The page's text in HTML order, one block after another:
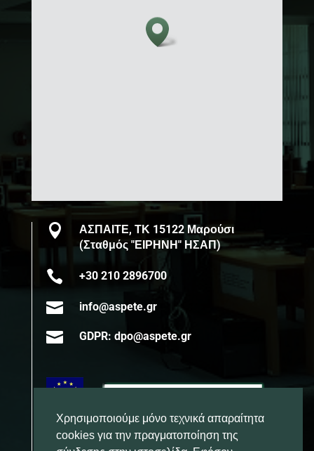

ΑΣΠΑΙΤΕ, ΤΚ 15122 Μαρούσι
(Σταθμός "ΕΙΡΗΝΗ" ΗΣΑΠ)
 +30 210 2896700
 info@aspete.gr
 GDPR: dpo@aspete.gr
Χρησιμοποιούμε μόνο τεχνικά απαραίτητα
cookies για την πραγματοποίηση της